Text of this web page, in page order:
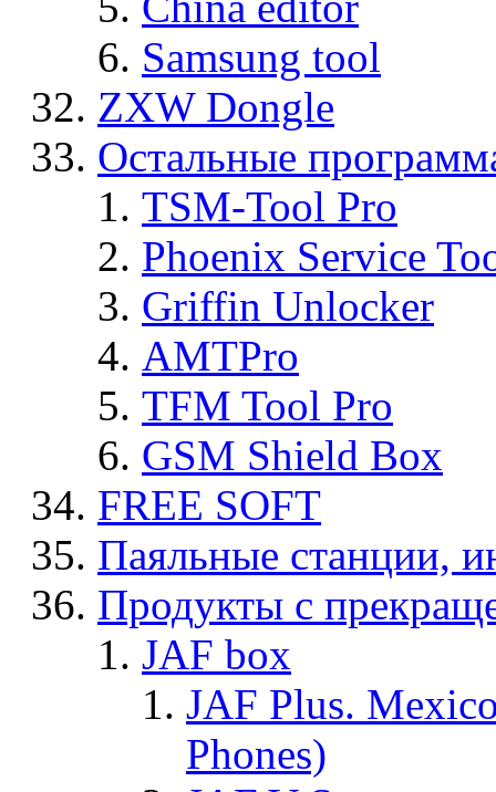
Samsung tool
ZXW Dongle
Остальные
TSM-Tool Pro
Phoenix Service
Griffin Unlocker
AMTPro
TFM Tool Pro
GSM Shield Box
FREE SOFT
Паяльные станции,
Продукты с
JAF box
JAF Plus.
Phones)